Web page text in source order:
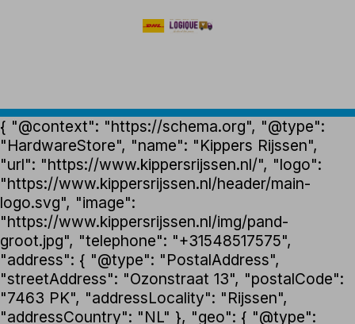
{ "@context": "https://schema.org", "@type":
"HardwareStore", "name": "Kippers Rijssen",
"url": "https://www.kippersrijssen.nl/", "logo":
"https://www.kippersrijssen.nl/header/main-
logo.svg", "image":
"https://www.kippersrijssen.nl/img/pand-
groot.jpg", "telephone": "+31548517575",
"address": { "@type": "PostalAddress",
"streetAddress": "Ozonstraat 13", "postalCode":
"7463 PK", "addressLocality": "Rijssen",
"addressCountry": "NL" }, "geo": { "@type":